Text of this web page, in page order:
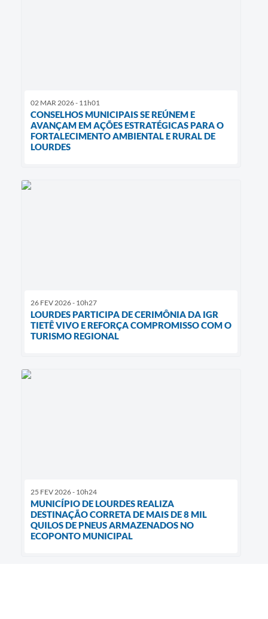
02 MAR 2026 - 11h01
CONSELHOS MUNICIPAIS SE REÚNEM E
AVANÇAM EM AÇÕES ESTRATÉGICAS PARA O
FORTALECIMENTO AMBIENTAL E RURAL DE
LOURDES
26 FEV 2026 - 10h27
LOURDES PARTICIPA DE CERIMÔNIA DA IGR
TIETÊ VIVO E REFORÇA COMPROMISSO COM O
TURISMO REGIONAL
25 FEV 2026 - 10h24
MUNICÍPIO DE LOURDES REALIZA
DESTINAÇÃO CORRETA DE MAIS DE 8 MIL
QUILOS DE PNEUS ARMAZENADOS NO
ECOPONTO MUNICIPAL